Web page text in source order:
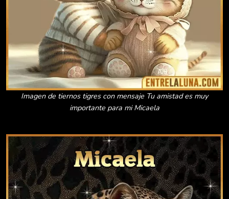
Imagen de tiernos tigres con mensaje Tu amistad es muy
importante para mi Micaela